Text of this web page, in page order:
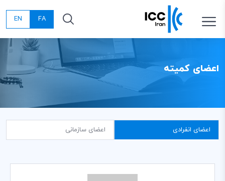
FA
EN
اعضای کمیته
اعضای انفرادی اعضای سازمانی